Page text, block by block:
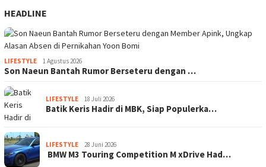
HEADLINE
LIFESTYLE 1 Agustus 2026
Son Naeun Bantah Rumor Berseteru dengan …
LIFESTYLE 18 Juli 2026
Batik Keris Hadir di MBK, Siap Populerka…
LIFESTYLE 28 Juni 2026
BMW M3 Touring Competition M xDrive Had…